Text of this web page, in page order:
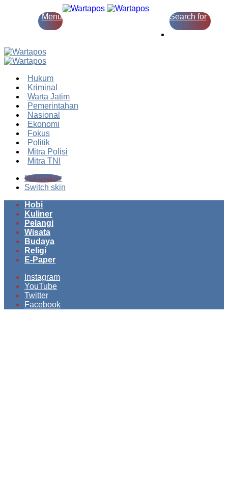
Menu Search for
Hukum
Kriminal
Warta Jatim
Pemerintahan
Nasional
Ekonomi
Fokus
Politik
Mitra Polisi
Mitra TNI
Search for
Switch skin
Hobi
Kuliner
Pelangi
Wisata
Budaya
Religi
E-Paper
Instagram
YouTube
Twitter
Facebook